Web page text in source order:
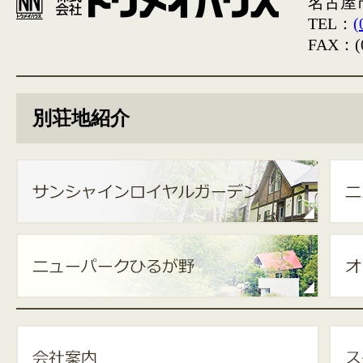
TEL：
FAX：
別荘地紹介